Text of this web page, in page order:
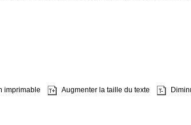
imprimable Augmenter la taille du texte